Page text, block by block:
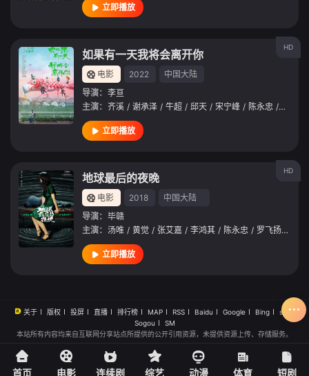
立即播放
HD
如果有一天我将会离开你
电影 2022
中国大陆
导演： 李亘
主演： 齐溪 / 谢承泽 / 牛超 / 邱天 / 宋宁峰 / 陈永忠 / 张艾嘉
立即播放
HD
地球最后的夜晚
电影 2018
中国大陆
导演： 毕赣
主演： 汤唯 / 黄觉 / 张艾嘉 / 李鸿其 / 陈永忠 / 罗飞扬 /
立即播放
关于 版权 投屏 直播 排行榜 MAP RSS Baidu Google Bing
so
Sogou
SM
本站所有内容均来自互联网分享站点所提供的公开引用资源，未提供资源上传、存储服务。
首页 电影 连续剧 综艺 动漫 体育 短剧